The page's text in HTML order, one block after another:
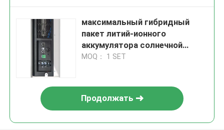
максимальный гибридный
пакет литий-ионного
аккумулятора солнечной
батареи Lifepo4 батареи 51.2V
MOQ： 1 SET
Продолжать